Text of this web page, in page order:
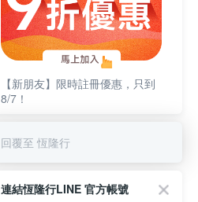
【新朋友】限時註冊優惠，只到
8/7！
回覆至 恆隆行
連結恆隆行LINE 官方帳號